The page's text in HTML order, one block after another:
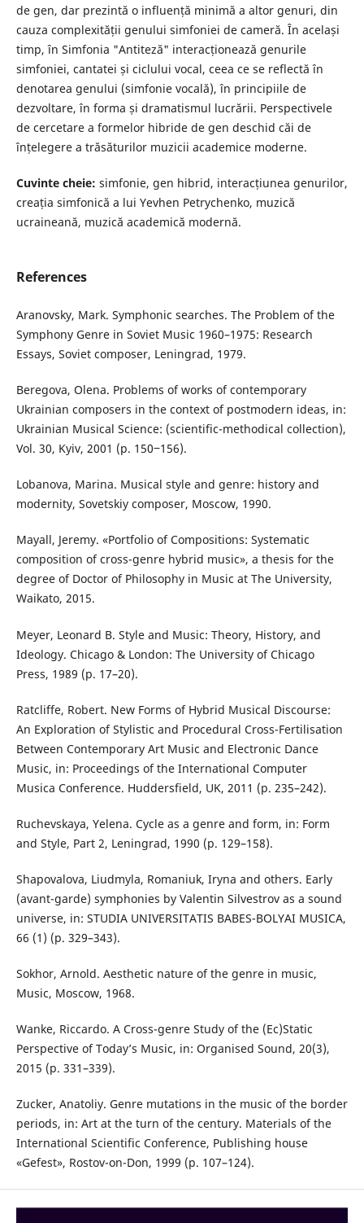
de gen, dar prezintă o influență minimă a altor genuri, din
cauza complexității genului simfoniei de cameră. În același
timp, în Simfonia "Antiteză" interacționează genurile
simfoniei, cantatei și ciclului vocal, ceea ce se reflectă în
denotarea genului (simfonie vocală), în principiile de
dezvoltare, în forma și dramatismul lucrării. Perspectivele
de cercetare a formelor hibride de gen deschid căi de
înțelegere a trăsăturilor muzicii academice moderne.
Cuvinte cheie: simfonie, gen hibrid, interacțiunea genurilor,
creația simfonică a lui Yevhen Petrychenko, muzică
ucraineană, muzică academică modernă.
References
Aranovsky, Mark. Symphonic searches. The Problem of the
Symphony Genre in Soviet Music 1960–1975: Research
Essays, Soviet composer, Leningrad, 1979.
Beregova, Olena. Problems of works of contemporary
Ukrainian composers in the context of postmodern ideas, in:
Ukrainian Musical Science: (scientific-methodical collection),
Vol. 30, Kyiv, 2001 (p. 150‒156).
Lobanova, Marina. Musical style and genre: history and
modernity, Sovetskiy composer, Moscow, 1990.
Mayall, Jeremy. «Portfolio of Compositions: Systematic
composition of cross-genre hybrid music», a thesis for the
degree of Doctor of Philosophy in Music at The University,
Waikato, 2015.
Meyer, Leonard B. Style and Music: Theory, History, and
Ideology. Chicago & London: The University of Chicago
Press, 1989 (p. 17–20).
Ratcliffe, Robert. New Forms of Hybrid Musical Discourse:
An Exploration of Stylistic and Procedural Cross-Fertilisation
Between Contemporary Art Music and Electronic Dance
Music, in: Proceedings of the International Computer
Musica Conference. Huddersfield, UK, 2011 (p. 235–242).
Ruchevskaya, Yelena. Cycle as a genre and form, in: Form
and Style, Part 2, Leningrad, 1990 (p. 129–158).
Shapovalova, Liudmyla, Romaniuk, Iryna and others. Early
(avant-garde) symphonies by Valentin Silvestrov as a sound
universe, in: STUDIA UNIVERSITATIS BABES-BOLYAI MUSICA,
66 (1) (p. 329–343).
Sokhor, Arnold. Aesthetic nature of the genre in music,
Music, Moscow, 1968.
Wanke, Riccardo. A Cross-genre Study of the (Ec)Static
Perspective of Today’s Music, in: Organised Sound, 20(3),
2015 (p. 331–339).
Zucker, Anatoliy. Genre mutations in the music of the border
periods, in: Art at the turn of the century. Materials of the
International Scientific Conference, Publishing house
«Gefest», Rostov-on-Don, 1999 (p. 107–124).